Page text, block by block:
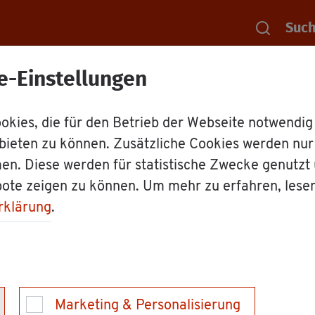
Einstellungen
die für den Betrieb der Webseite
zu können. Zusätzliche Cookies werden
Diese werden für statistische Zwecke genutzt
zeigen zu können. Um mehr zu erfahren,
.
Marketing & Personalisierung
Rat­haus Dienst­leis­tun­gen
in An­spruch
und Kind wäh­rend der Schwan­ger­schaft,
nicht von der Ver­si­cher­ten ver­sorgt wer­den